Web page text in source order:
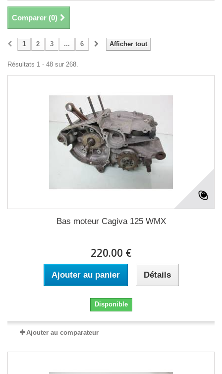
Comparer (0)
Afficher tout
1 2 3 ... 6
Résultats 1 - 48 sur 268.
Bas moteur Cagiva 125 WMX
220.00 €
Ajouter au panier Détails
Disponible
Ajouter au comparateur